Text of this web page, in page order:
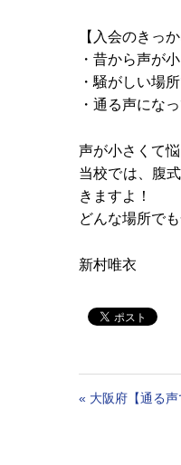
【入会のきっ
・昔から声が
・騒がしい場
・通る声にな
声が小さくて
当校では、腹
きますよ！
どんな場所で
新村唯衣
« 大阪府【通る声